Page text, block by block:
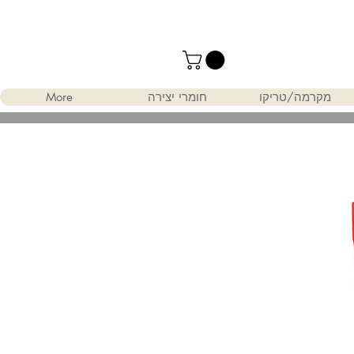
מקרמה/טריקו חומרי יצירה More